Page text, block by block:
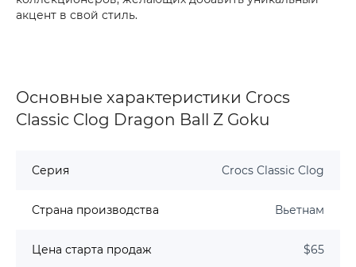
акцент в свой стиль.
Основные характеристики Crocs
Classic Clog Dragon Ball Z Goku
Серия Crocs Classic Clog
Страна производства Вьетнам
Цена старта продаж $65